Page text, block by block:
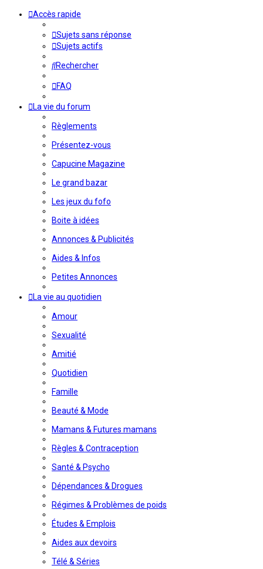
Accès rapide
Sujets sans réponse
Sujets actifs
Rechercher
FAQ
La vie du forum
Règlements
Présentez-vous
Capucine Magazine
Le grand bazar
Les jeux du fofo
Boite à idées
Annonces & Publicités
Aides & Infos
Petites Annonces
La vie au quotidien
Amour
Sexualité
Amitié
Quotidien
Famille
Beauté & Mode
Mamans & Futures mamans
Règles & Contraception
Santé & Psycho
Dépendances & Drogues
Régimes & Problèmes de poids
Études & Emplois
Aides aux devoirs
Télé & Séries